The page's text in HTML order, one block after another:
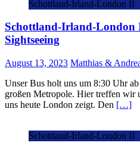
Schottland-Irland-London II
Schottland-Irland-London
Sightseeing
August 13, 2023 Matthias &
Unser Bus holt uns um 8:30 Uhr
großen Metropole. Hier treffen wir
uns heute London zeigt. Den […]
Schottland-Irland-London II